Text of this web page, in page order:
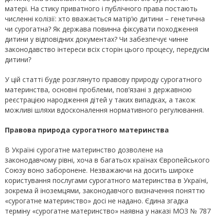
матері. На стику приватного і публічного права постають
численні колізії: хто вважається матір’ю дитини – генетична
чи сурогатна? Як держава повинна фіксувати походження
дитини у відповідних документах? Чи забезпечує чинне
законодавство інтереси всіх сторін цього процесу, передусім
дитини?
У цій статті буде розглянуто правову природу сурогатного
материнства, основні проблеми, пов’язані з державною
реєстрацією народження дітей у таких випадках, а також
можливі шляхи вдосконалення нормативного регулювання.
Правова природа сурогатного материнства
В Україні сурогатне материнство дозволене на
законодавчому рівні, хоча в багатьох країнах Європейського
Союзу воно заборонене. Незважаючи на досить широке
користування послугами сурогатного материнства в Україні,
зокрема й іноземцями, законодавчого визначення поняттю
«сурогатне материнство» досі не надано. Єдина згадка
терміну «сурогатне материнство» наявна у наказі МОЗ № 787